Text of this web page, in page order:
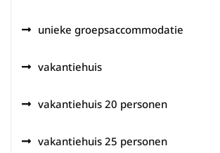
unieke groepsaccommodatie
vakantiehuis
vakantiehuis 20 personen
vakantiehuis 25 personen